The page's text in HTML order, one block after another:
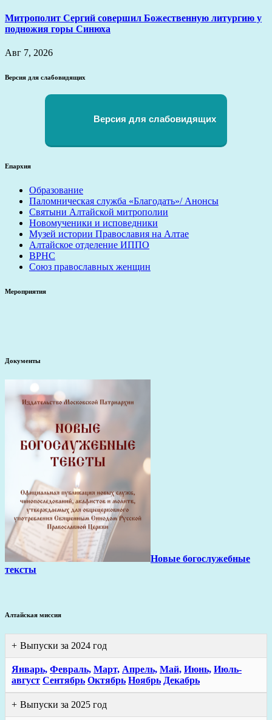
Митрополит Сергий совершил Божественную литургию у
подножия горы Синюха
Авг 7, 2026
Версия для слабовидящих
Версия для слабовидящих
Епархия
Образование
Паломническая служба «Благодать»/ Анонсы
Святыни Алтайской митрополии
Новомученики и исповедники
Музей истории Православия на Алтае
Алтайское отделение ИППО
ВРНС
Союз православных женщин
Мероприятия
Документы
Новые богослужебные
тексты
Алтайская миссия
Выпуски за 2024 год
Январь, Февраль, Март, Апрель, Май, Июнь, Июль-
август Сентябрь Октябрь Ноябрь Декабрь
Выпуски за 2025 год